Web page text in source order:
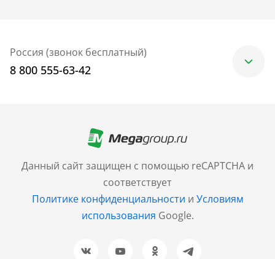
Данный сайт защищен с помощью reCAPTCHA и
соответствует
Политике конфиденциальности и Условиям
использования Google.
Россия (звонок бесплатный)
8 800 555-63-42
+7 (499) 705-30-10
Санкт-Петербург
+7 (812) 600-77-33
Барнаул
+7 (961) 999-93-93
Новосибирск